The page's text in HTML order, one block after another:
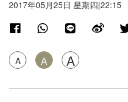
2017年05月25日 星期四|22:15
A A A